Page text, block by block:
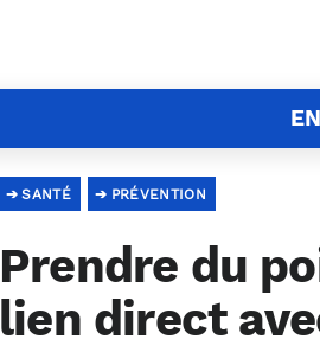
PRÉVENTION
SANTÉ
Prendre du
lien direct